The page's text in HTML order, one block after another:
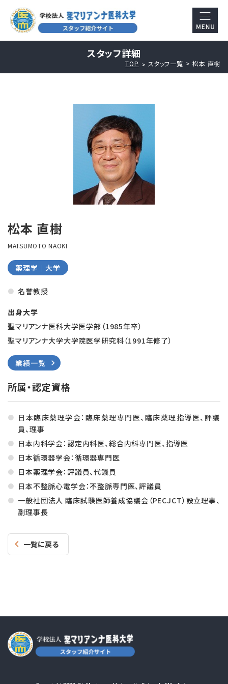
スタッフ詳細
TOP スタッフ一覧 松本 直樹
松本 直樹
MATSUMOTO NAOKI
薬理学｜大学
名誉教授
出身大学
聖マリアンナ医科大学医学部（1985年卒）
聖マリアンナ大学大学院医学研究科（1991年修了）
業績一覧
所属・認定資格
日本臨床薬理学会：臨床薬理専門医、臨床薬理指導医、評議
員、理事
日本内科学会：認定内科医、総合内科専門医、指導医
日本循環器学会：循環器専門医
日本薬理学会：評議員、代議員
日本不整脈心電学会：不整脈専門医、評議員
一般社団法人 臨床試験医師養成協議会（PECJCT）設立理事、
副理事長
一覧に戻る